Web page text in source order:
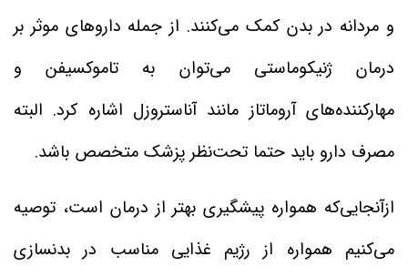
و مردانه در بدن کمک می‌کنند. از جمله داروهای موثر بر
درمان ژنیکوماستی می‌توان به تاموکسیفن و
مهارکننده‌های آروماتاز مانند آناستروزل اشاره کرد. البته
مصرف دارو باید حتما تحت‌نظر پزشک متخصص باشد.
ازآنجایی‌که همواره پیشگیری بهتر از درمان است، توصیه
می‌کنیم همواره از رژیم غذایی مناسب در بدنسازی